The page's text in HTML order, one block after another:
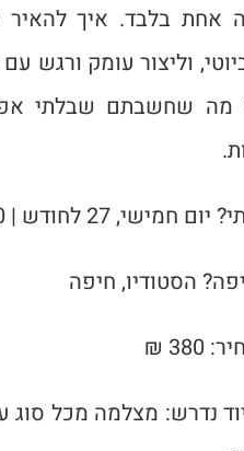
אחת בלבד. איך להאיר
וליצור עומק ורגש
שחשבתם שבלתי
27 לחודש | 18:00–21:00
הסטודיו, חיפה
₪